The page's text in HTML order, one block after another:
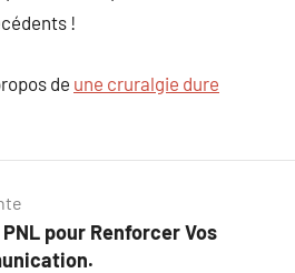
!
de une cruralgie dure
pour Renforcer Vos